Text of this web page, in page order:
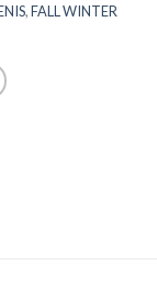
,FALL WINTER